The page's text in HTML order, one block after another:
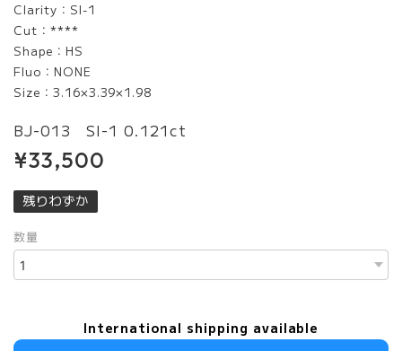
Clarity：SI-1
Cut：****
Shape：HS
Fluo：NONE
Size：3.16×3.39×1.98
BJ-013 SI-1 0.121ct
¥33,500
残りわずか
数量
International shipping available